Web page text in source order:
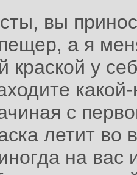
вы
а я
краской у
с
летит во
на вас